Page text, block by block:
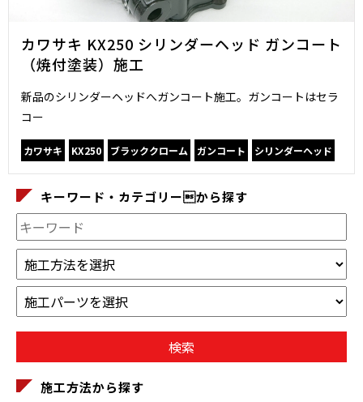
カワサキ KX250 シリンダーヘッド ガンコート
（焼付塗装）施工
新品のシリンダーヘッドへガンコート施工。ガンコートはセラ
コー
カワサキ KX250 ブラッククローム ガンコート シリンダーヘッド
キーワード・カテゴリーから探す
施工方法から探す